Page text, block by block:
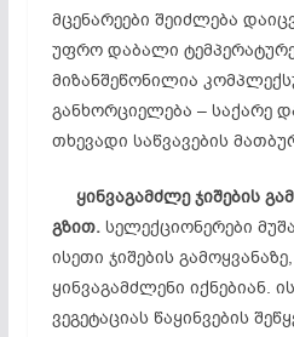
მცენარეები შეიძლება
უფრო დაბალი
მიზანშეწონილია
განხორციელება – საქარე
თხევადი საწვავების
ყინვაგამძლეჯიშების
გზით.სელექციონერები
ისეთი ჯიშების
ყინვაგამძლენი იქნებიან.
ვეგეტაციას წაყინვების